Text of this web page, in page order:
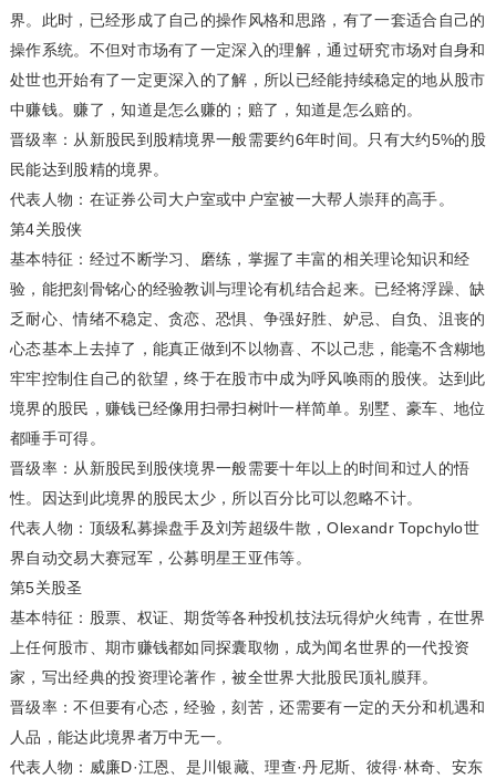
界。此时，已经形成了自己的操作风格和思路，有了一套适合自己的
操作系统。不但对市场有了一定深入的理解，通过研究市场对自身和
处世也开始有了一定更深入的了解，所以已经能持续稳定的地从股市
中赚钱。赚了，知道是怎么赚的；赔了，知道是怎么赔的。
晋级率：从新股民到股精境界一般需要约6年时间。只有大约5%的股
民能达到股精的境界。
代表人物：在证券公司大户室或中户室被一大帮人崇拜的高手。
第4关股侠
基本特征：经过不断学习、磨练，掌握了丰富的相关理论知识和经
验，能把刻骨铭心的经验教训与理论有机结合起来。已经将浮躁、缺
乏耐心、情绪不稳定、贪恋、恐惧、争强好胜、妒忌、自负、沮丧的
心态基本上去掉了，能真正做到不以物喜、不以己悲，能毫不含糊地
牢牢控制住自己的欲望，终于在股市中成为呼风唤雨的股侠。达到此
境界的股民，赚钱已经像用扫帚扫树叶一样简单。别墅、豪车、地位
都唾手可得。
晋级率：从新股民到股侠境界一般需要十年以上的时间和过人的悟
性。因达到此境界的股民太少，所以百分比可以忽略不计。
代表人物：顶级私募操盘手及刘芳超级牛散，Olexandr Topchylo世
界自动交易大赛冠军，公募明星王亚伟等。
第5关股圣
基本特征：股票、权证、期货等各种投机技法玩得炉火纯青，在世界
上任何股市、期市赚钱都如同探囊取物，成为闻名世界的一代投资
家，写出经典的投资理论著作，被全世界大批股民顶礼膜拜。
晋级率：不但要有心态，经验，刻苦，还需要有一定的天分和机遇和
人品，能达此境界者万中无一。
代表人物：威廉D·江恩、是川银藏、理查·丹尼斯、彼得·林奇、安东